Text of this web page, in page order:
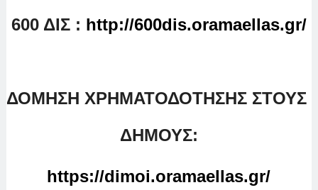
600 ΔΙΣ : http://600dis.oramaellas.gr/
ΔΟΜΗΣΗ ΧΡΗΜΑΤΟΔΟΤΗΣΗΣ ΣΤΟΥΣ
ΔΗΜΟΥΣ:
https://dimoi.oramaellas.gr/